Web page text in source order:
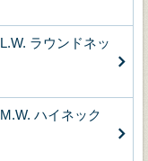
ラウンドネッ
ハイネック